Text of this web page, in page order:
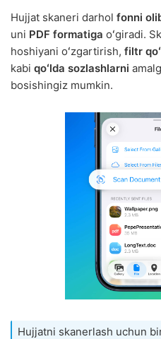
Hujjat skaneri darhol fonni
uni PDF formatiga oʻgiradi.
hoshiyani oʻzgartirish, filtr
kabi qoʻlda sozlashlarni
bosishingiz mumkin.
Hujjatni skanerlash uchun